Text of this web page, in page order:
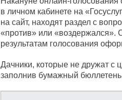
в личном кабинете на
на сайт, находят раздел с
«против» или «воздержался».
результатам голосования
Дачники, которые не дружат с
заполнив бумажный